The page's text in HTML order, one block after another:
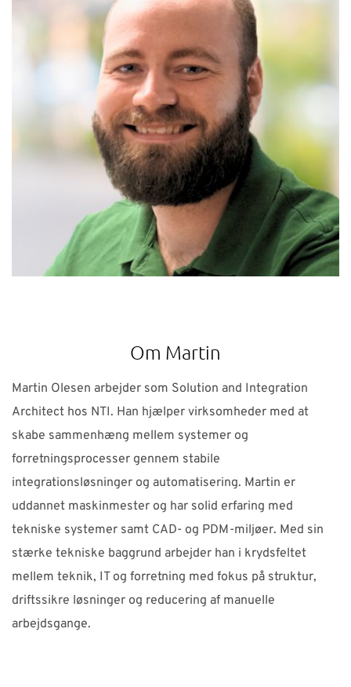
Om Martin
Martin Olesen arbejder som Solution and Integration
Architect hos NTI. Han hjælper virksomheder med at
skabe sammenhæng mellem systemer og
forretningsprocesser gennem stabile
integrationsløsninger og automatisering. Martin er
uddannet maskinmester og har solid erfaring med
tekniske systemer samt CAD- og PDM-miljøer. Med sin
stærke tekniske baggrund arbejder han i krydsfeltet
mellem teknik, IT og forretning med fokus på struktur,
driftssikre løsninger og reducering af manuelle
arbejdsgange.